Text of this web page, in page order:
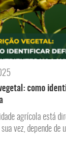
como
agrícola está
vez, depende de